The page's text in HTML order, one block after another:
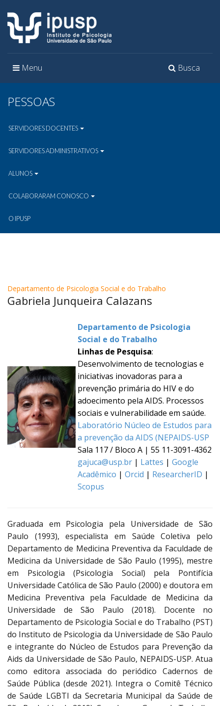
Toggle
Busca
Toggle
Menu
PESSOAS
SERVIDORES DOCENTES
SERVIDORES ADMINISTRATIVOS
ALUNOS
COLABORARAM CONOSCO
O IPUSP
Departamento de Psicologia Social e do Trabalho
Gabriela Junqueira Calazans
Departamento de Psicologia
Social e do Trabalho
Linhas de Pesquisa:
Desenvolvimento de tecnologias e
iniciativas inovadoras para a
prevenção primária do HIV e do
adoecimento pela AIDS. Processos
sociais e vulnerabilidade em saúde.
Laboratório Núcleo de Estudos para
a prevenção da AIDS (NEPAIDS-USP
Sala 117 / Bloco A | 55 11-3091-4362
gajuca@usp.br | Lattes | Google
Acadêmico | Orcid | ResearcherID |
Scopus
Graduada em Psicologia pela Universidade de São
Paulo (1993), especialista em Saúde Coletiva pelo
Departamento de Medicina Preventiva da Faculdade de
Medicina da Universidade de São Paulo (1995), mestre
em Psicologia (Psicologia Social) pela Pontifícia
Universidade Católica de São Paulo (2000) e doutora em
Medicina Preventiva pela Faculdade de Medicina da
Universidade de São Paulo (2018). Docente no
Departamento de Psicologia Social e do Trabalho (PST)
do Instituto de Psicologia da Universidade de São Paulo
e integrante do Núcleo de Estudos para Prevenção da
Aids da Universidade de São Paulo, NEPAIDS-USP. Atua
como editora associada do periódico Cadernos de
Saúde Pública (desde 2021). Integra o Comitê Técnico
de Saúde LGBTI da Secretaria Municipal da Saúde de